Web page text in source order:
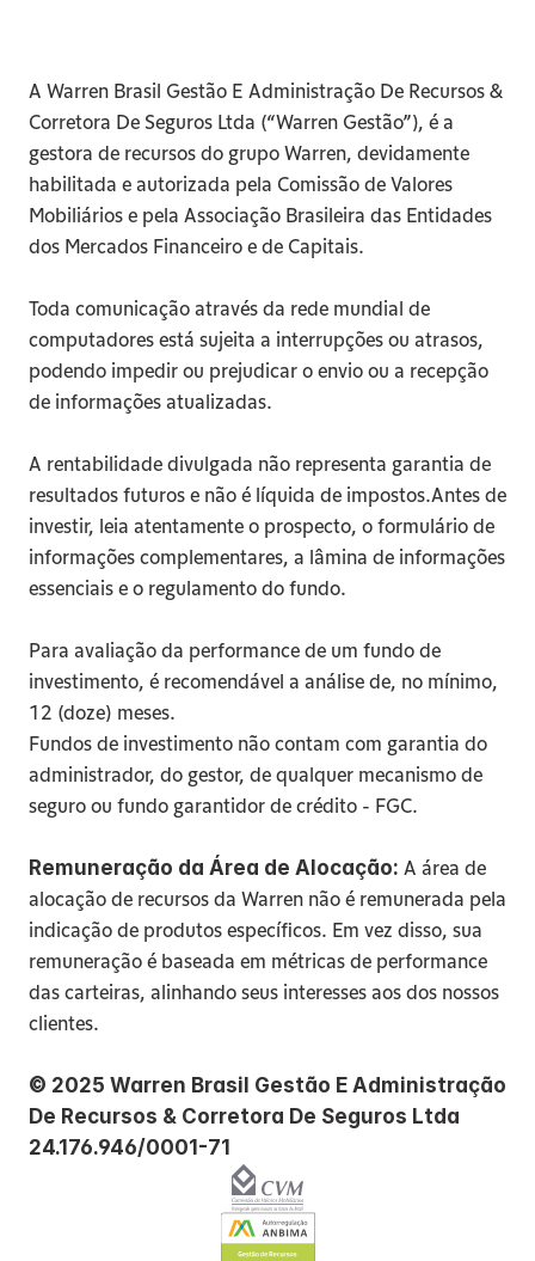
A Warren Brasil Gestão E Administração De Recursos &
Corretora De Seguros Ltda (“Warren Gestão”), é a
gestora de recursos do grupo Warren, devidamente
habilitada e autorizada pela Comissão de Valores
Mobiliários e pela Associação Brasileira das Entidades
dos Mercados Financeiro e de Capitais.
Toda comunicação através da rede mundial de
computadores está sujeita a interrupções ou atrasos,
podendo impedir ou prejudicar o envio ou a recepção
de informações atualizadas.
A rentabilidade divulgada não representa garantia de
resultados futuros e não é líquida de impostos.Antes de
investir, leia atentamente o prospecto, o formulário de
informações complementares, a lâmina de informações
essenciais e o regulamento do fundo.
Para avaliação da performance de um fundo de
investimento, é recomendável a análise de, no mínimo,
12 (doze) meses.
Fundos de investimento não contam com garantia do
administrador, do gestor, de qualquer mecanismo de
seguro ou fundo garantidor de crédito - FGC.
Remuneração da Área de Alocação: A área de
alocação de recursos da Warren não é remunerada pela
indicação de produtos específicos. Em vez disso, sua
remuneração é baseada em métricas de performance
das carteiras, alinhando seus interesses aos dos nossos
clientes.
© 2025 Warren Brasil Gestão E Administração
De Recursos & Corretora De Seguros Ltda
24.176.946/0001-71